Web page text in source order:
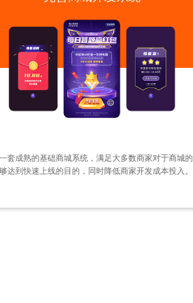
套成熟的基础商城系统，满足大多数商家对于商城
达到快速上线的目的，同时降低商家开发成本投入。